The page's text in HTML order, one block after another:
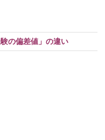
の偏差値」の違い